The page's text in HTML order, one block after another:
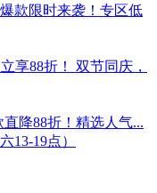
款限时来袭！专区低
享88折！ 双节同庆，
直降88折！精选人气...
13-19点）